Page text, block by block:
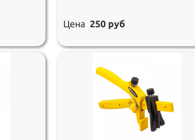
Цена 250 руб